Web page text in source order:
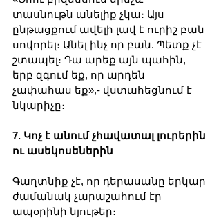
տասնութն անելիք չկա։ Այս
ընթացքում ավելի լավ է ուրիշ բան
սովորել։ Անել ինչ որ բան. Պետք չէ
շտապել։ Դա արեք այն պահին,
երբ զգում եք, որ արդեն
չափահաս եք»,- վստահեցնում է
նկարիչը։
7. Կոչ է անում չհավատալ լուրերին
ու ասեկոսեներին
Գաղտնիք չէ, որ դերասանը երկար
ժամանակ չարաշահում էր
ապօրինի նյութեր։